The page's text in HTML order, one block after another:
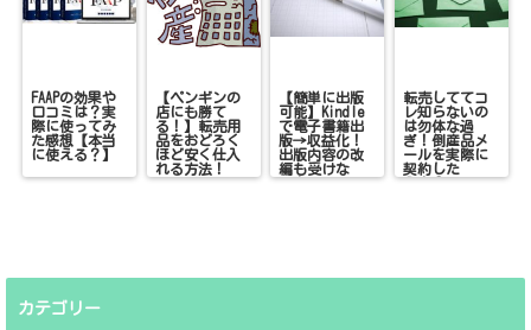
FAAPの効果や
口コミは？実
際に使ってみ
た感想【本当
に使える？】
【ペンギンの
店にも勝て
る！】転売用
品をおどろく
ほど安く仕入
れる方法！
【簡単に出版
可能】Kindle
で電子書籍出
版→収益化！
出版内容の改
編も受けな
い！
転売しててコ
レ知らないの
は勿体な過
ぎ！倒産品メ
ールを実際に
契約した
ら！？
カテゴリー